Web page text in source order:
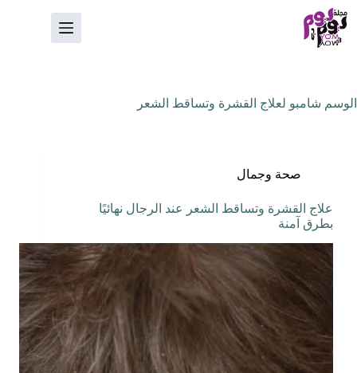
التجاوز
إلى
المحتوى
الوسم شامبو لعلاج القشرة وتساقط الشعر
صحة وجمال
علاج القشرة وتساقط الشعر عند الرجال نهائيًا
بطرق آمنة